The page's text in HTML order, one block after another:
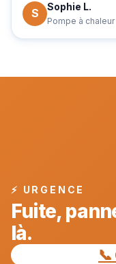
S Sophie L.
Pompe à chaleur
⚡ URGENCE
Fuite,
là.